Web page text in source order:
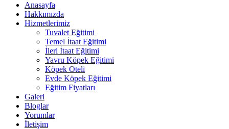
Anasayfa
Hakkımızda
Hizmetlerimiz
Tuvalet Eğitimi
Temel İtaat Eğitimi
İleri İtaat Eğitimi
Yavru Köpek Eğitimi
Köpek Oteli
Evde Köpek Eğitimi
Eğitim Fiyatları
Galeri
Bloglar
Yorumlar
İletişim